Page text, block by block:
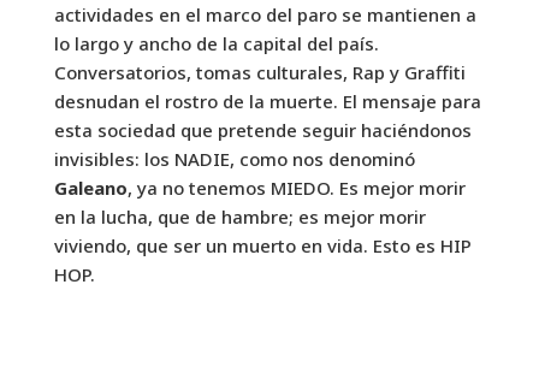
actividades en el marco del paro se mantienen a
lo largo y ancho de la capital del país.
Conversatorios, tomas culturales, Rap y Graffiti
desnudan el rostro de la muerte. El mensaje para
esta sociedad que pretende seguir haciéndonos
invisibles: los NADIE, como nos denominó
Galeano, ya no tenemos MIEDO. Es mejor morir
en la lucha, que de hambre; es mejor morir
viviendo, que ser un muerto en vida. Esto es HIP
HOP.